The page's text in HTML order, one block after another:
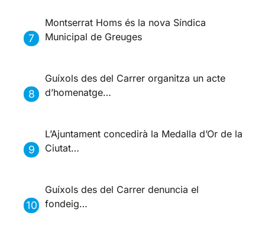
Montserrat Homs és la nova Síndica
Municipal de Greuges
Guíxols des del Carrer organitza un acte
d’homenatge…
L’Ajuntament concedirà la Medalla d’Or de la
Ciutat…
Guíxols des del Carrer denuncia el
fondeig…